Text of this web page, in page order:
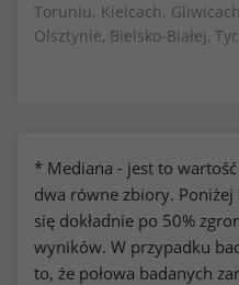
Toruniu, Kielcach,
Olsztynie, Bielsko-Białej,
* Mediana - jest to
dwa równe zbiory.
się dokładnie po 50%
wyników. W przypadku
to, że połowa badanych